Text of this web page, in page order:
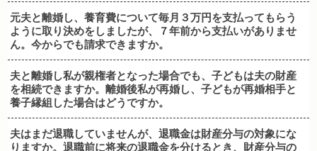
元夫と離婚し、養育費について毎月３万円を支払ってもらう
ように取り決めをしましたが、７年前から支払いがありませ
ん。今からでも請求できますか。
夫と離婚し私が親権者となった場合でも、子どもは夫の財産
を相続できますか。離婚後私が再婚し、子どもが再婚相手と
養子縁組した場合はどうですか。
夫はまだ退職していませんが、退職金は財産分与の対象にな
りますか。退職前に将来の退職金を分けるとき、財産分与の